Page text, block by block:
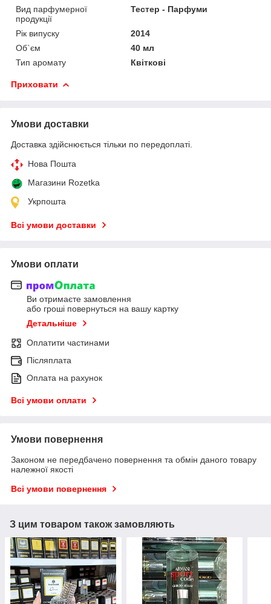
Вид парфумерної
продукції
Тестер - Парфуми
Рік випуску
2014
Об`єм
40 мл
Тип аромату
Квіткові
Приховати
Умови доставки
Доставка здійснюється тільки по передоплаті.
Нова Пошта
Магазини Rozetka
Укрпошта
Всі умови доставки
Умови оплати
Ви отримаєте замовлення
або гроші повернуться на вашу картку
Детальніше
Оплатити частинами
Післяплата
Оплата на рахунок
Всі умови оплати
Умови повернення
Законом не передбачено повернення та обмін даного товару
належної якості
Всі умови повернення
З цим товаром також замовляють